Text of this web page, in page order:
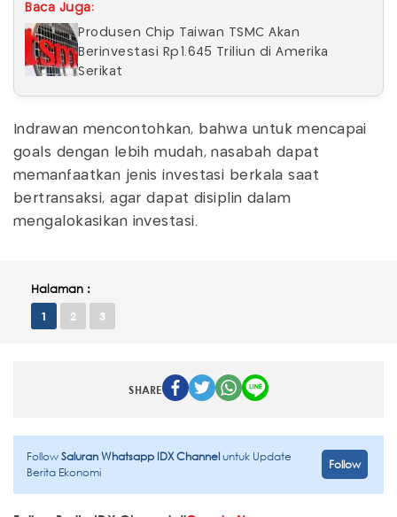
Baca Juga:
Produsen Chip Taiwan TSMC Akan
Berinvestasi Rp1.645 Triliun di Amerika
Serikat
Indrawan mencontohkan, bahwa untuk mencapai
goals dengan lebih mudah, nasabah dapat
memanfaatkan jenis investasi berkala saat
bertransaksi, agar dapat disiplin dalam
mengalokasikan investasi.
Halaman :
1 2 3
SHARE
FollowSaluran Whatsapp IDX Channeluntuk Update
Berita Ekonomi
Follow